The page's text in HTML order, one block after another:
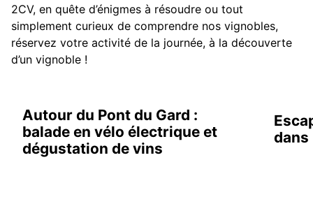
2CV, en quête d’énigmes à résoudre ou tout
simplement curieux de comprendre nos vignobles,
réservez votre activité de la journée, à la découverte
d’un vignoble !
Autour du Pont du Gard :
balade en vélo électrique et
dégustation de vins
dans